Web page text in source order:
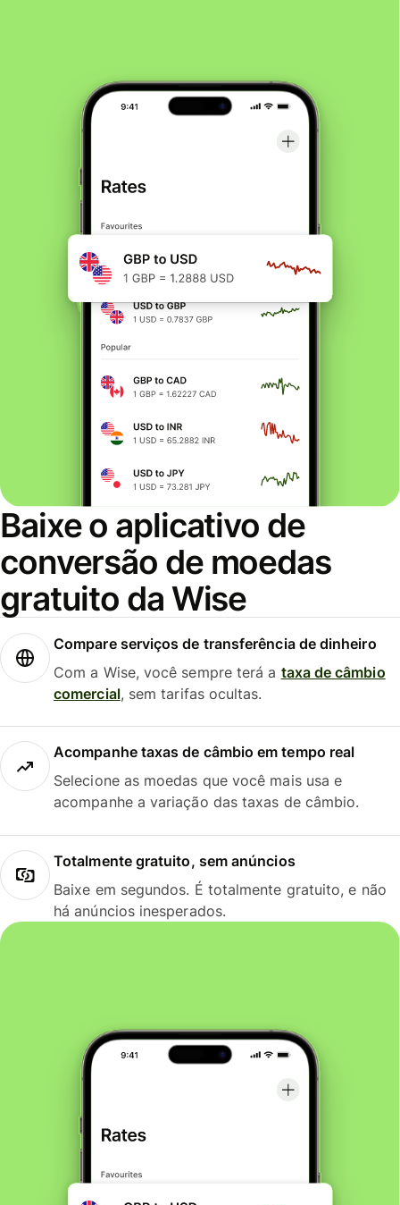
Baixe o aplicativo de
conversão de moedas
gratuito da Wise
Compare serviços de transferência de dinheiro
Com a Wise, você sempre terá a taxa de câmbio
comercial, sem tarifas ocultas.
Acompanhe taxas de câmbio em tempo real
Selecione as moedas que você mais usa e
acompanhe a variação das taxas de câmbio.
Totalmente gratuito, sem anúncios
Baixe em segundos. É totalmente gratuito, e não
há anúncios inesperados.